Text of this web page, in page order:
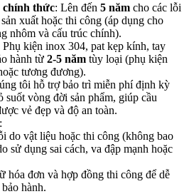
chính thức: Lên đến 5 năm cho các lỗi
xuất hoặc thi công (áp dụng cho
nhôm và cấu trúc chính).
Phụ kiện inox 304, pat kẹp kính, tay
hành từ 2-5 năm tùy loại (phụ kiện
tương đương).
tôi hỗ trợ bảo trì miễn phí định kỳ
suốt vòng đời sản phẩm, giúp cầu
vẻ đẹp và độ an toàn.
:
do vật liệu hoặc thi công (không bao
sử dụng sai cách, va đập mạnh hoặc
hóa đơn và hợp đồng thi công để dễ
hành.